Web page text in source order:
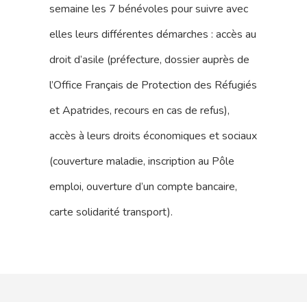
semaine les 7 bénévoles pour suivre avec
elles leurs différentes démarches : accès au
droit d’asile (préfecture, dossier auprès de
l’Office Français de Protection des Réfugiés
et Apatrides, recours en cas de refus),
accès à leurs droits économiques et sociaux
(couverture maladie, inscription au Pôle
emploi, ouverture d’un compte bancaire,
carte solidarité transport).